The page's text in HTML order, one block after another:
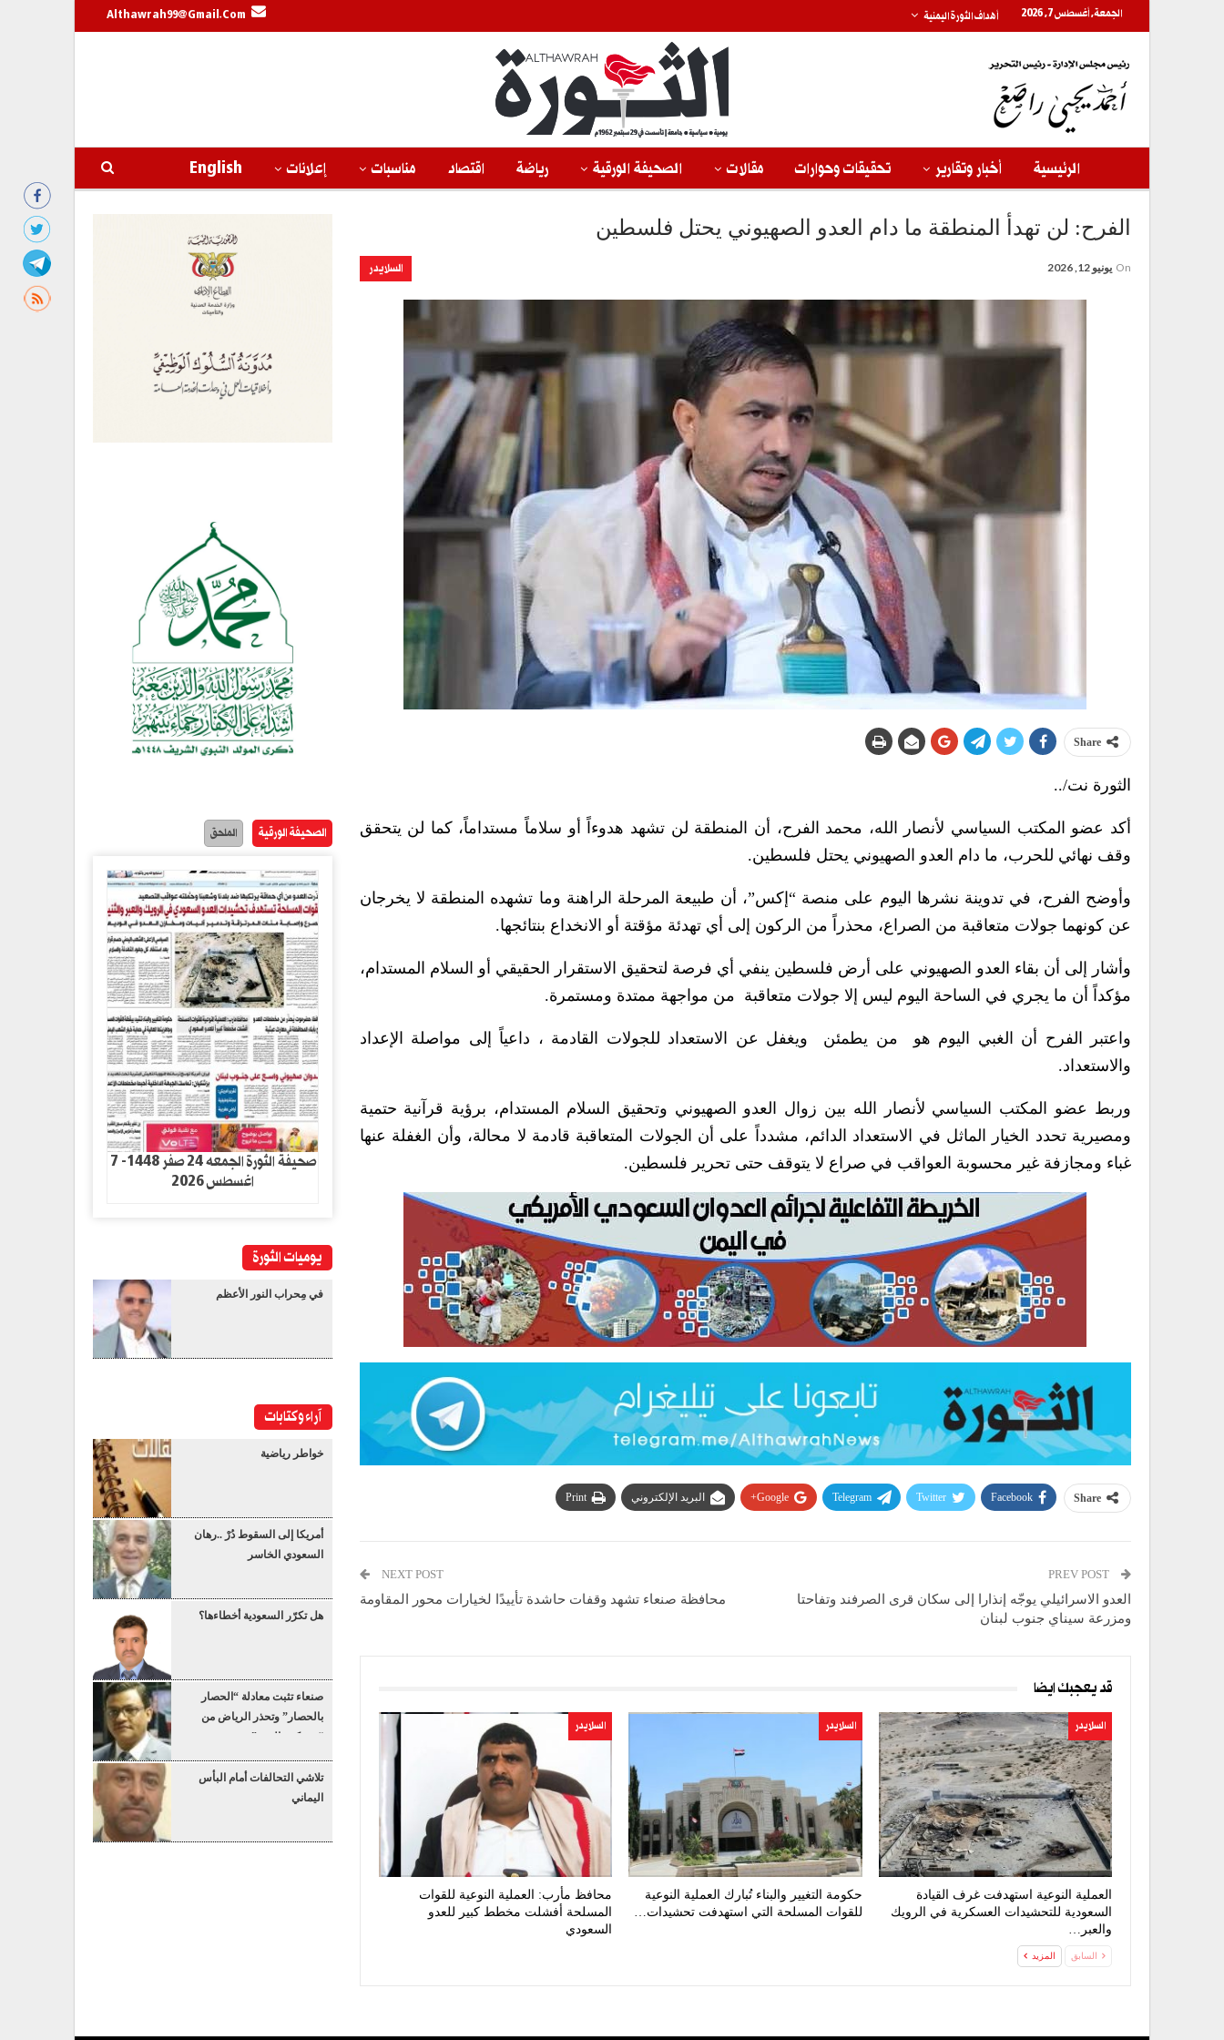
الجمعة, أغسطس 7, 2026 أهداف الثورة اليمنية Althawrah99@gmail.com
الرئيسية أخبار وتقارير تحقيقات وحوارات مقالات الصحيفة الورقية رياضة اقتصاد مناسبات إعلانات English
الفرح: لن تهدأ المنطقة ما دام العدو الصهيوني يحتل فلسطين
السلايدر On يونيو 12, 2026
Share
الثورة نت/..
أكد عضو المكتب السياسي لأنصار الله، محمد الفرح، أن المنطقة لن تشهد هدوءاً أو سلاماً مستداماً، كما لن يتحقق
وقف نهائي للحرب، ما دام العدو الصهيوني يحتل فلسطين.
وأوضح الفرح، في تدوينة نشرها اليوم على منصة “إكس”، أن طبيعة المرحلة الراهنة وما تشهده المنطقة لا يخرجان
عن كونهما جولات متعاقبة من الصراع، محذراً من الركون إلى أي تهدئة مؤقتة أو الانخداع بنتائجها.
وأشار إلى أن بقاء العدو الصهيوني على أرض فلسطين ينفي أي فرصة لتحقيق الاستقرار الحقيقي أو السلام المستدام،
مؤكداً أن ما يجري في الساحة اليوم ليس إلا جولات متعاقبة من مواجهة ممتدة ومستمرة.
واعتبر الفرح أن الغبي اليوم هو من يطمئن ويغفل عن الاستعداد للجولات القادمة ، داعياً إلى مواصلة الإعداد
والاستعداد.
وربط عضو المكتب السياسي لأنصار الله بين زوال العدو الصهيوني وتحقيق السلام المستدام، برؤية قرآنية حتمية
ومصيرية تحدد الخيار الماثل في الاستعداد الدائم، مشدداً على أن الجولات المتعاقبة قادمة لا محالة، وأن الغفلة عنها
غباء ومجازفة غير محسوبة العواقب في صراع لا يتوقف حتى تحرير فلسطين.
Share
Facebook
Twitter
Telegram
Google+ البريد الإلكتروني Print
العدو الاسرائيلي يوجّه إنذارا إلى سكان قرى الصرفند وتفاحتا
ومزرعة سيناي جنوب لبنان
NEXT POST
محافظة صنعاء تشهد وقفات حاشدة تأييدًا لخيارات محور المقاومة
قد يعجبك ايضا
السلايدر
العملية النوعية استهدفت غرف القيادة
السعودية للتحشيدات العسكرية في الرويك
والعبر…
السلايدر
حكومة التغيير والبناء تُبارك العملية النوعية
للقوات المسلحة التي استهدفت تحشيدات…
السلايدر
محافظ مأرب: العملية النوعية للقوات
المسلحة أفشلت مخطط كبير للعدو
السعودي
السابق المزيد
الصحيفة الورقية الملحق
صحيفة الثورة الجمعه 24 صفر 1448- 7
اغسطس 2026
يوميات الثورة
في مِحراب النور الأعظم
آراء وكتابات
خواطر رياضية
أمريكا إلى السقوط دُرْ ..رهان
السعودي الخاسر
هل تكرّر السعودية أخطاءها؟
صنعاء تثبت معادلة “الحصار
بالحصار” وتحذر الرياض من
“عسكرة البحر”
تلاشي التحالفات أمام البأس
اليماني